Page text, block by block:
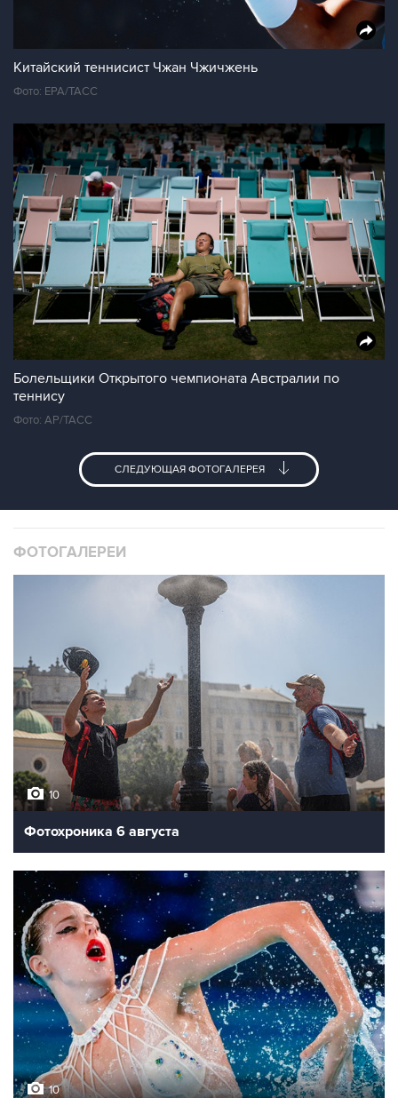
Китайский теннисист Чжан Чжичжень
Фото: ЕРА/ТАСС
Болельщики Открытого чемпионата Австралии по
теннису
Фото: АР/ТАСС
СЛЕДУЮЩАЯ ФОТОГАЛЕРЕЯ
ФОТОГАЛЕРЕИ
10
Фотохроника 6 августа
10